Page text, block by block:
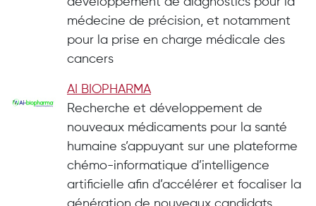
médecine de précision, et notamment
pour la prise en charge médicale des
cancers
AI BIOPHARMA
Recherche et développement de
nouveaux médicaments pour la santé
humaine s’appuyant sur une plateforme
chémo-informatique d’intelligence
artificielle afin d’accélérer et focaliser la